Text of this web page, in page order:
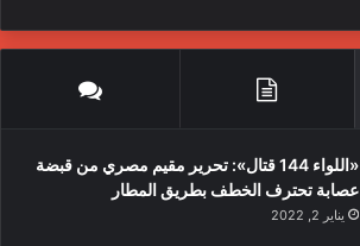
«اللواء 144 قتال»: تحرير مقيم مصري من قبضة
عصابة تحترف الخطف بطريق المطار
يناير 2, 2022